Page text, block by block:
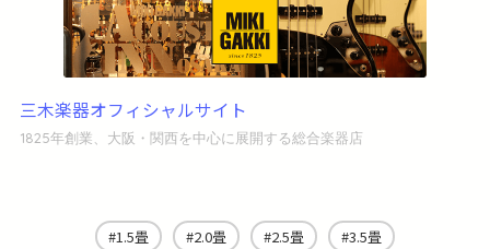
三木楽器オフィシャルサイト
1825年創業、大阪・関西を中心に展開する総合楽器店
1.5畳 2.0畳 2.5畳
3.5畳